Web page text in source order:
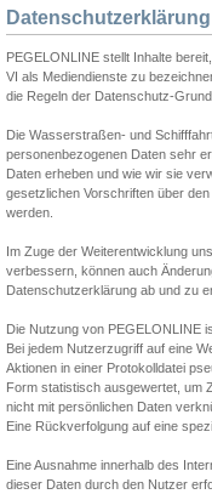
Datenschutzerklärung
PEGELONLINE stellt Inhalte
VI als Mediendienste zu
die Regeln der Datenschutz-
Die Wasserstraßen- und
personenbezogenen Daten sehr
Daten erheben und wie wir sie
gesetzlichen Vorschriften über
werden.
Im Zuge der Weiterentwicklung
verbessern, können auch
Datenschutzerklärung ab und zu
Die Nutzung von PEGELONLINE
Bei jedem Nutzerzugriff auf eine
Aktionen in einer Protokolldatei
Form statistisch ausgewertet, um
nicht mit persönlichen Daten
Eine Rückverfolgung auf eine
Eine Ausnahme innerhalb des
dieser Daten durch den Nutzer